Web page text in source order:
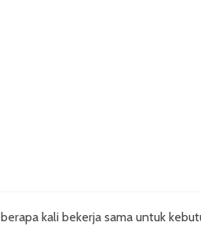
kali bekerja sama untuk